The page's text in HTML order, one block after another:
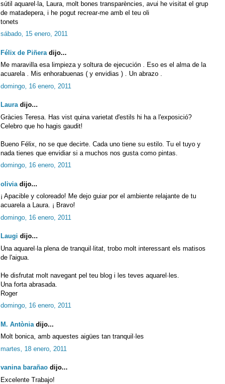
sútil aquarel·la, Laura, molt bones transparències, avui he visitat el grup
de matadepera, i he pogut recrear-me amb el teu oli
tonets
sábado, 15 enero, 2011
Félix de Piñera dijo...
Me maravilla esa limpieza y soltura de ejecución . Eso es el alma de la
acuarela . Mis enhorabuenas ( y envidias ) . Un abrazo .
domingo, 16 enero, 2011
Lauradijo...
Gràcies Teresa. Has vist quina varietat d'estils hi ha a l'exposició?
Celebro que ho hagis gaudit!
Bueno Félix, no se que decirte. Cada uno tiene su estilo. Tu el tuyo y
nada tienes que envidiar si a muchos nos gusta como pintas.
domingo, 16 enero, 2011
olivia dijo...
¡ Apacible y coloreado! Me dejo guiar por el ambiente relajante de tu
acuarela a Laura. ¡ Bravo!
domingo, 16 enero, 2011
Laugi dijo...
Una aquarel·la plena de tranquil·litat, trobo molt interessant els matisos
de l'aigua.
He disfrutat molt navegant pel teu blog i les teves aquarel·les.
Una forta abrasada.
Roger
domingo, 16 enero, 2011
M. Antònia dijo...
Molt bonica, amb aquestes aigües tan tranquil·les
martes, 18 enero, 2011
vanina barañao dijo...
Excelente Trabajo!